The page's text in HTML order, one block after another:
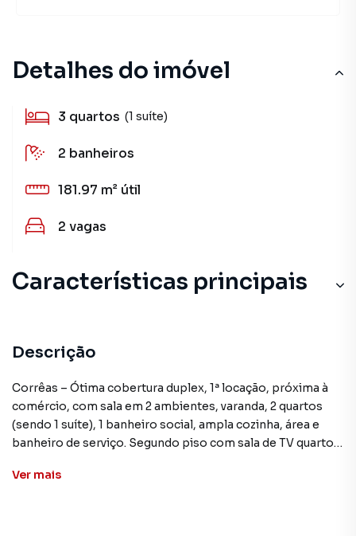
Detalhes do imóvel
3 quartos (1 suíte)
2 banheiros
181.97 m² útil
2 vagas
Características principais
Descrição
Corrêas – Ótima cobertura duplex, 1ª locação, próxima à
comércio, com sala em 2 ambientes, varanda, 2 quartos
(sendo 1 suíte), 1 banheiro social, ampla cozinha, área e
banheiro de serviço. Segundo piso com sala de TV quarto
marcadas e cobertas. Condomínio com salão de festas e
Ver mais